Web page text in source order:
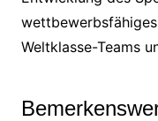
Weltklasse-Teams